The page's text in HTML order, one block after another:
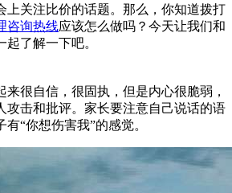
上关注比价的话题。那么，你知道拨打
咨询热线应该怎么做吗？今天让我们和
了解一下吧。
很自信，很固执，但是内心很脆弱，
攻击和批评。家长要注意自己说话的语
“你想伤害我”的感觉。